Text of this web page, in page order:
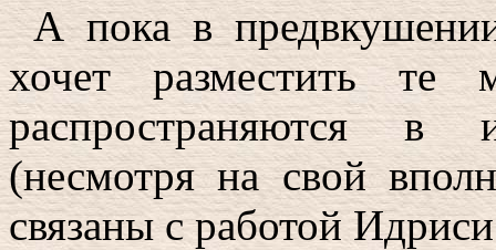
А пока в
хочет разместить те
распространяются в
(несмотря на свой
связаны с работой